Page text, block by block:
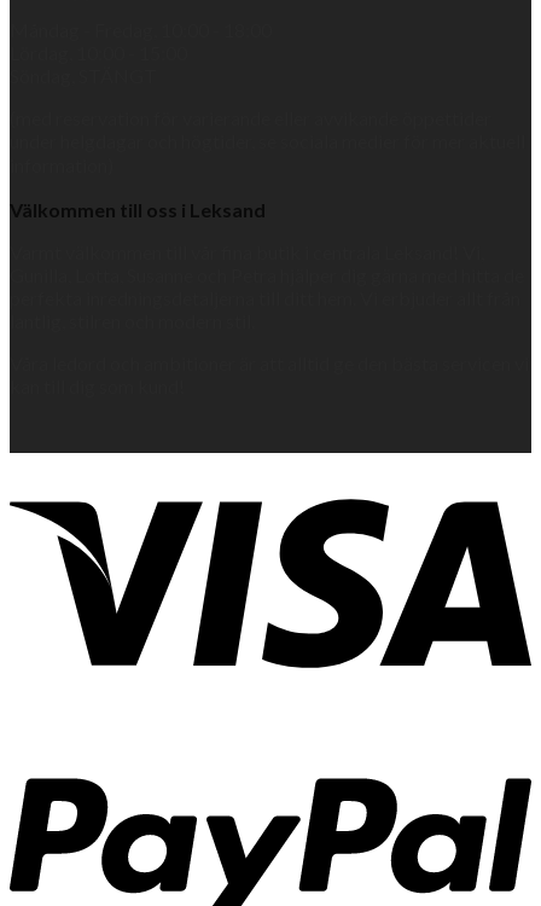
Välkommen till oss i Leksand